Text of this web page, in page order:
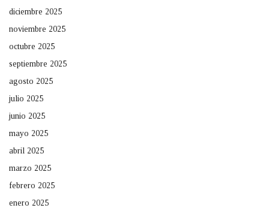
diciembre 2025
noviembre 2025
octubre 2025
septiembre 2025
agosto 2025
julio 2025
junio 2025
mayo 2025
abril 2025
marzo 2025
febrero 2025
enero 2025